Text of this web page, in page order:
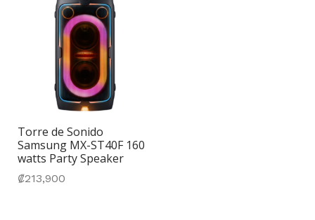
Torre de Sonido
Samsung MX-ST40F 160
watts Party Speaker
₡213,900